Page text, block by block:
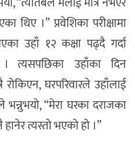
।” प्रवेशिका परीक्षामा
उहाँ १२ कक्षा पढ्दै गर्दा
। त्यसपछिका उहाँका दिन
घरपरिवारले उहाँलाई
“मेरा घरका दराजका
त्यस्तो भएको हो ।”